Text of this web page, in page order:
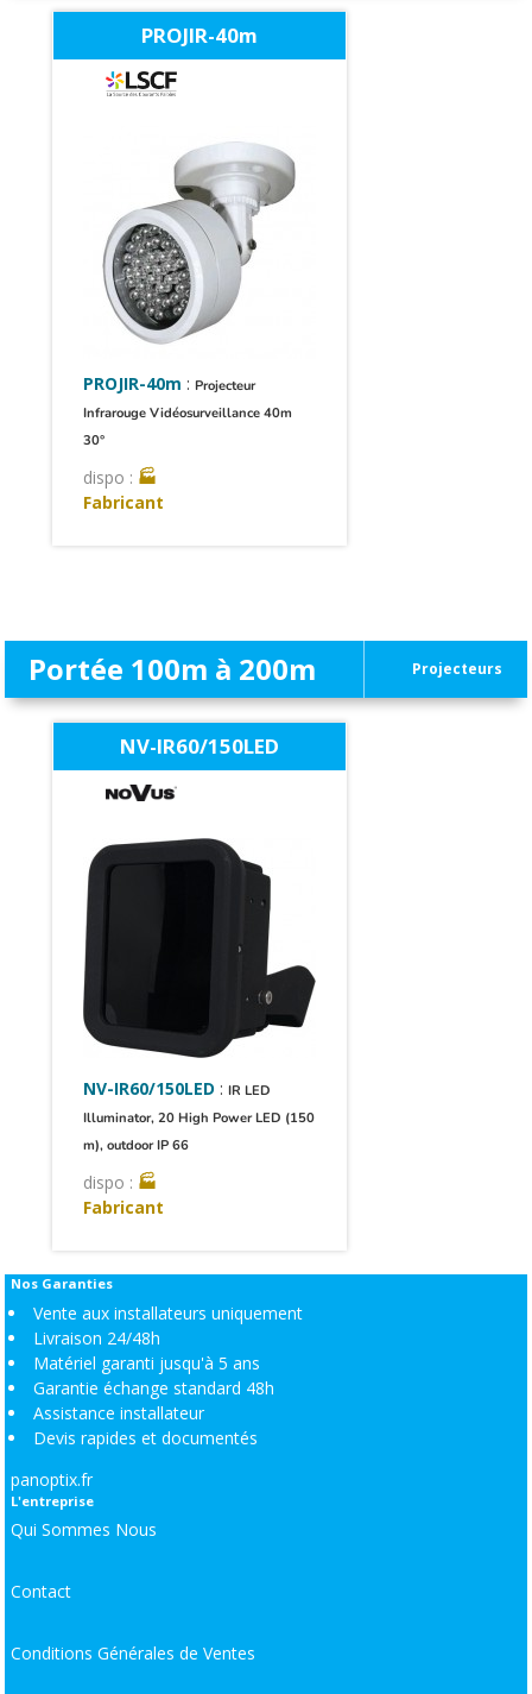
PROJIR-40m
PROJIR-40m :Projecteur
Infrarouge Vidéosurveillance 40m
30°
dispo : 🏭
Fabricant
Portée 100m à 200m Projecteurs
NV-IR60/150LED
NV-IR60/150LED :IR LED
Illuminator, 20 High Power LED (150
m), outdoor IP 66
dispo : 🏭
Fabricant
Nos Garanties
Vente aux installateurs uniquement
Livraison 24/48h
Matériel garanti jusqu'à 5 ans
Garantie échange standard 48h
Assistance installateur
Devis rapides et documentés
panoptix.fr
L'entreprise
Qui Sommes Nous
Contact
Conditions Générales de Ventes